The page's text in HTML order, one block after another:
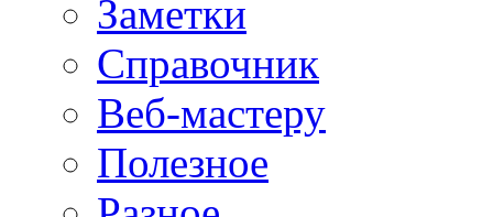
Заметки
Справочник
Веб-мастеру
Полезное